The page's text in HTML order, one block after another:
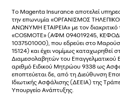
Το Magenta Insurance αποτελεί
την επωνυµία «ΟΡΓΑΝΙΣΜΟΣ
ΑΝΩΝΥΜΗ ΕΤΑΙΡΕΙΑ» µε τον διακριτικό
«COSMOTE» (ΑΦΜ 094019245,
1037501000), που εδρεύει στο
15124) και έχει νοµίµως
Διαµεσολαβητών του Επαγγελµατικού
αριθµό Ειδικού Μητρώου 9338 ως
εποπτεύεται δε, από τη Διεύθυνση
Ιδιωτικής Ασφάλισης (ΔΕΕΙΑ) της
Υπουργείο Ανάπτυξης.